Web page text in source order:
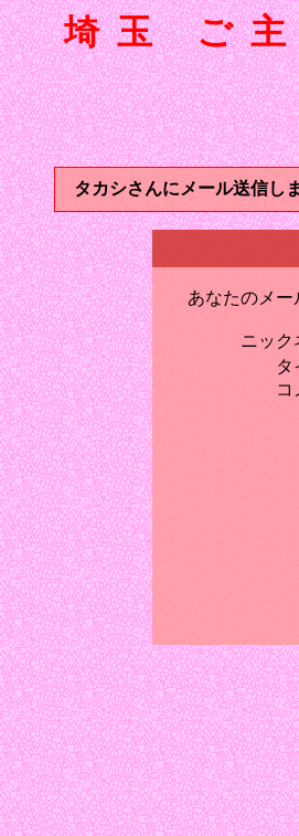
埼玉 ご
タカシさんにメール送信しま
あなたのメー
ニック
タ
コ